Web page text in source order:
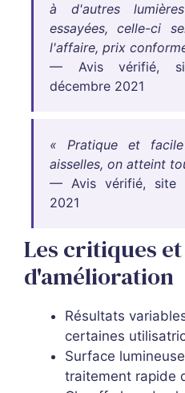
à d'autres
essayées, celle-ci
l'affaire, prix
— Avis vérifié,
décembre 2021
« Pratique et
aisselles, on atteint
— Avis vérifié, site
2021
Les critiques
d'amélioration
Résultats
certaines
Surface
traitement rapide